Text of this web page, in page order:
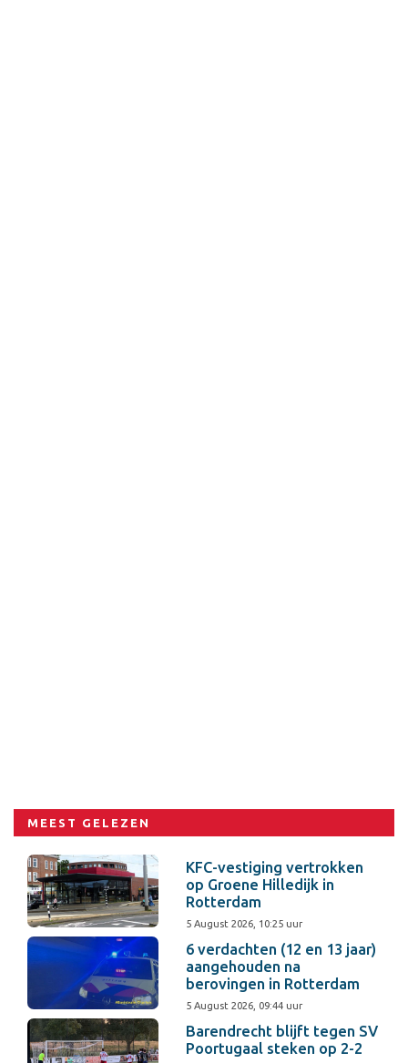
MEEST GELEZEN
KFC-vestiging vertrokken
op Groene Hilledijk in
Rotterdam
5 August 2026, 10:25 uur
6 verdachten (12 en 13 jaar)
aangehouden na
berovingen in Rotterdam
5 August 2026, 09:44 uur
Barendrecht blijft tegen SV
Poortugaal steken op 2-2